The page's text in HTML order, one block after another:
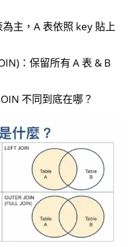
為主，A 表依照 key 貼上
：保留所有 A 表 & B
不同到底在哪？